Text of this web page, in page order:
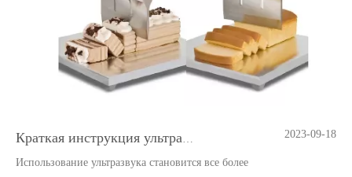
Использование ультразвука становится все более
2023-09-18